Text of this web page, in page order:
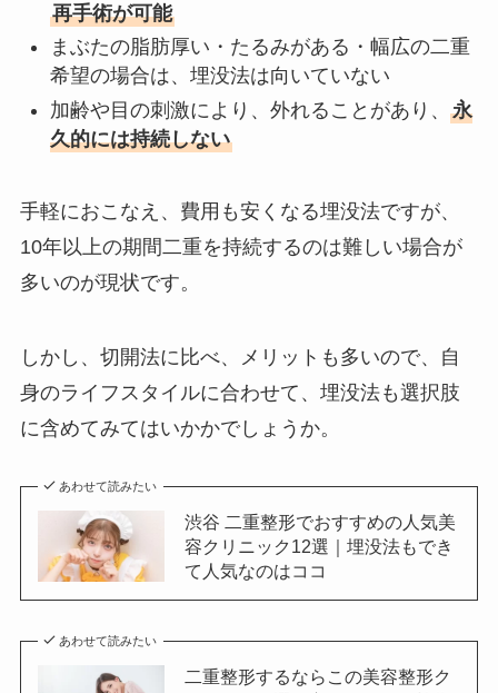
再手術が可能
まぶたの脂肪厚い・たるみがある・幅広の二重
希望の場合は、埋没法は向いていない
加齢や目の刺激により、外れることがあり、 永
久的には持続しない
手軽におこなえ、費用も安くなる埋没法ですが、
10年以上の期間二重を持続するのは難しい場合が
多いのが現状です。
しかし、切開法に比べ、メリットも多いので、自
身のライフスタイルに合わせて、埋没法も選択肢
に含めてみてはいかかでしょうか。
あわせて読みたい
渋谷 二重整形でおすすめの人気美
容クリニック12選｜埋没法もでき
て人気なのはココ
あわせて読みたい
二重整形するならこの美容整形ク